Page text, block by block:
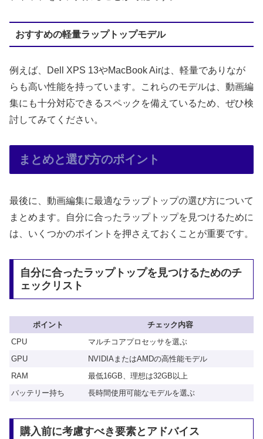
おすすめの軽量ラップトップモデル
例えば、Dell XPS 13やMacBook Airは、軽量でありなが
らも高い性能を持っています。これらのモデルは、動画編
集にも十分対応できるスペックを備えているため、ぜひ検
討してみてください。
まとめと選び方のポイント
最後に、動画編集に最適なラップトップの選び方について
まとめます。自分に合ったラップトップを見つけるために
は、いくつかのポイントを押さえておくことが重要です。
自分に合ったラップトップを見つけるためのチ
ェックリスト
ポイント
チェック内容
CPU
マルチコアプロセッサを選ぶ
GPU
NVIDIAまたはAMDの高性能モデル
RAM
最低16GB、理想は32GB以上
バッテリー持ち
長時間使用可能なモデルを選ぶ
購入前に考慮すべき要素とアドバイス